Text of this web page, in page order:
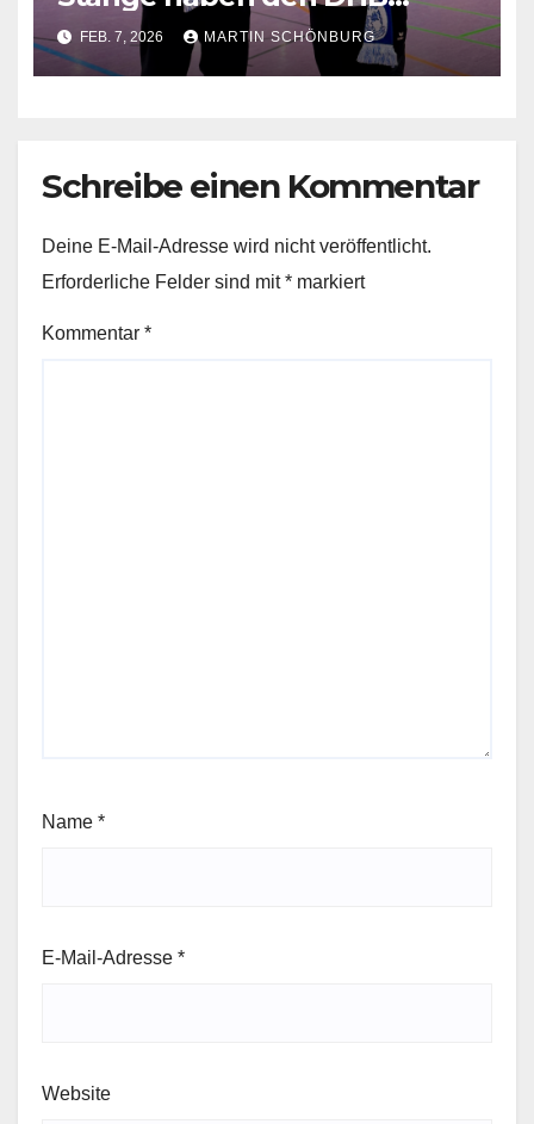
Kinderhandballtrainer
FEB. 7, 2026 MARTIN SCHÖNBURG
Schreibe einen Kommentar
Deine E-Mail-Adresse wird nicht veröffentlicht.
Erforderliche Felder sind mit* markiert
Kommentar *
Name *
E-Mail-Adresse *
Website